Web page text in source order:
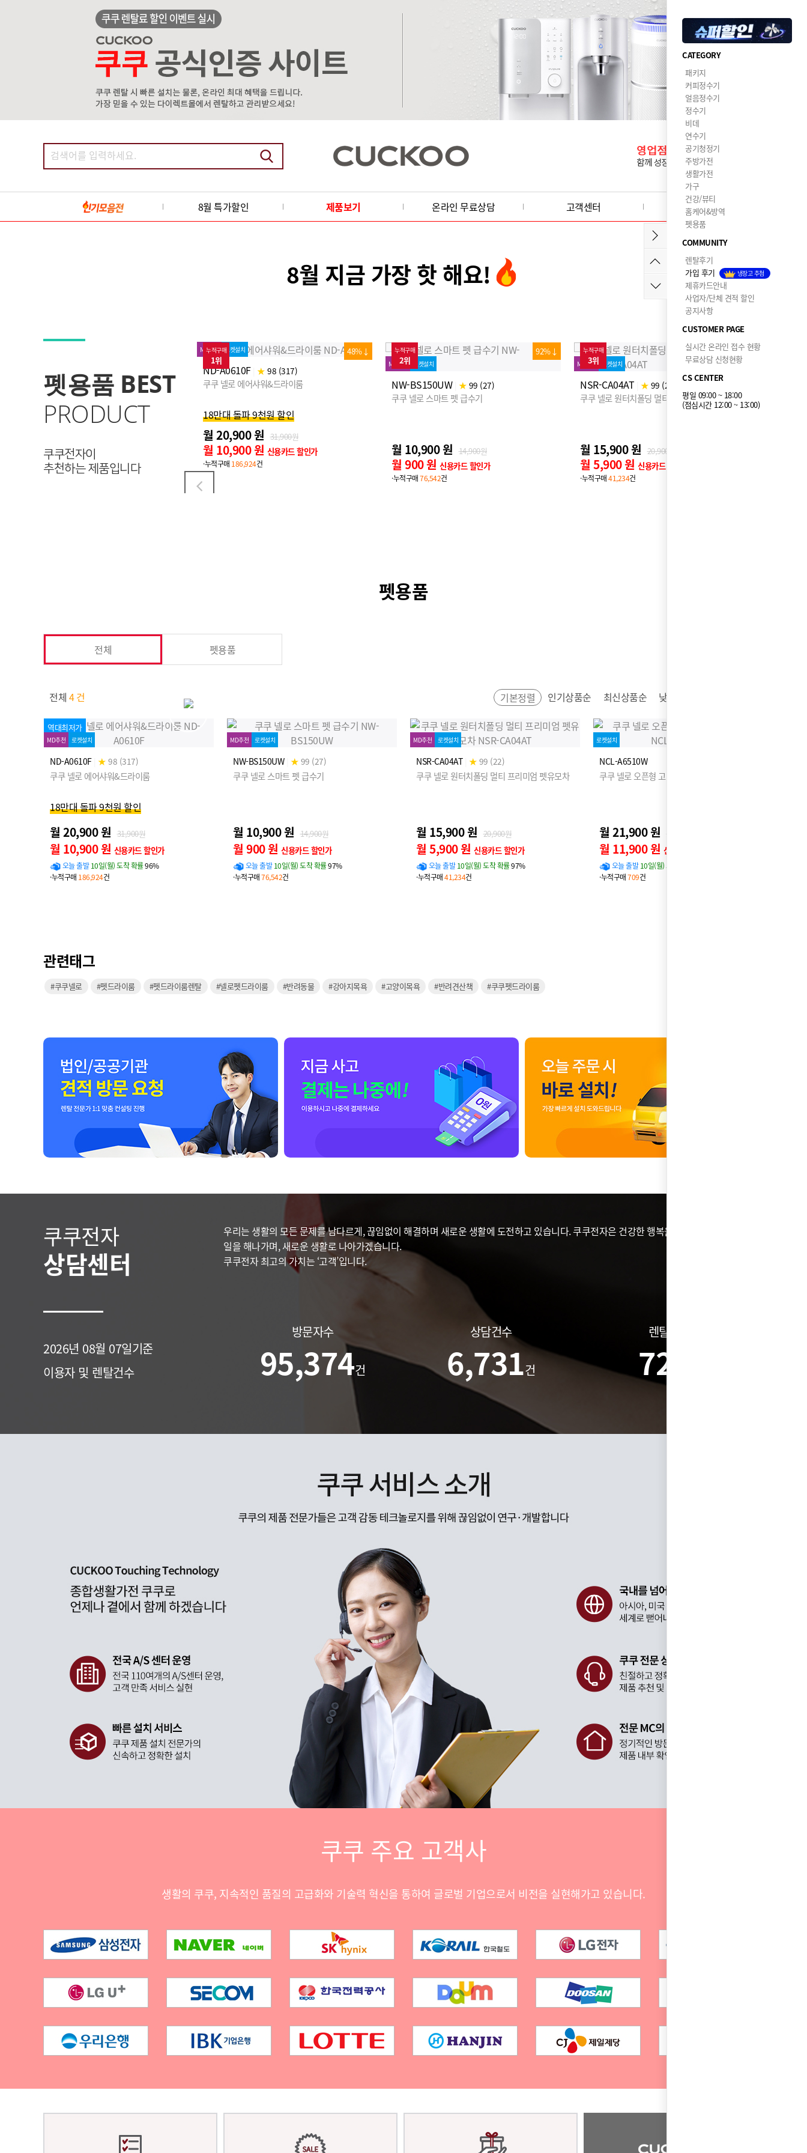
8월 특가할인 제품보기 온라인 무료상담 고객센터 이달의혜택
8월 지금 가장 핫 해요!
펫용품 BEST
PRODUCT
쿠쿠전자이
추천하는 제품입니다
ND-A0610F| 98 (317)
쿠쿠 넬로 에어샤워&드라이룸
18만대 돌파 9천원 할인
월 10,900 원신용카드 할인가
186,924건
누적구매
2위
92%↓
MD추천
NW-BS150UW|★99 (27)
월 10,900 원 14,900원
월 900 원신용카드 할인가
누적구매
3위
63%↓
MD추천 로켓설치
NSR-CA04AT|★99 (22)
쿠쿠 넬로 원터치폴딩 멀티 프리미엄 펫유모차
월 15,900 원 20,900원
월 5,900 원신용카드 할인가
·누적구매41,234건
누적구매
1위
48%↓
MD추천 로켓설치
ND-A0610F| ★98 (317)
쿠쿠 넬로 에어샤워&드라이룸
월 10,900 원 신용카드 할인가
·누적구매186,924 건
펫용품
전체 펫용품
전체 4 건 기본정렬 인기상품순 최신상품순 낮은가격순
역대최저가
MD추천 로켓설치
ND-A0610F ★ 98 (317)
쿠쿠 넬로 에어샤워&드라이룸
18만대 돌파 9천원 할인
월 20,900 원 31,900원
월 10,900 원 신용카드 할인가
오늘 출발 10일(월) 도착 확률96%
·누적구매 186,924건
MD추천 로켓설치
NW-BS150UW ★ 99 (27)
쿠쿠 넬로 스마트 펫 급수기
월 10,900 원 14,900원
월 900 원 신용카드 할인가
오늘 출발 10일(월) 도착 확률97%
·누적구매76,542건
MD추천 로켓설치
NSR-CA04AT ★ 99 (22)
쿠쿠 넬로 원터치폴딩 멀티 프리미엄 펫유모차
월 15,900 원 20,900원
월 5,900 원 신용카드 할인가
오늘 출발 10일(월) 도착 확률97%
·누적구매41,234건
로켓설치
NCL-A6510W
쿠쿠 넬로 오픈형 고양이 자동 화장실
월 21,900 원 26,900원
월 11,900 원 신용카드 할인가
오늘 출발 10일(월) 도착 확률
·누적구매709건
관련태그
#쿠쿠넬로 #펫드라이룸 #펫드라이룸렌탈 #넬로펫드라이룸 #반려동물 #강아지목욕 #고양이목욕 #반려견산책 #쿠쿠펫드라이룸
쿠쿠전자
상담센터
2026년 08월 07일기준
이용자 및 렌탈건수
우리는 생활의 모든 문제를 남다르게, 끊임없이 해결하며 새로운 생활에 도전하고 있습니다. 쿠쿠전자은 건강한 행복을 위해 가전이 할 수 있는
일을 해나가며, 새로운 생활로 나아가겠습니다.
쿠쿠전자 최고의 가치는 ‘고객’입니다.
방문자수
95,374건
상담건수
6,731건
렌탈건수
723
쿠쿠 주요 고객사
생활의 쿠쿠, 지속적인 품질의 고급화와 기술력 혁신을 통하여 글로벌 기업으로서 비전을 실현해가고 있습니다.
CATEGORY
패키지
커피정수기
얼음정수기
정수기
비데
연수기
공기청정기
주방가전
생활가전
가구
건강/뷰티
홈케어&방역
펫용품
COMMUNITY
렌탈후기
가입 후기
냉장고 추첨
제휴카드안내
사업자/단체 견적 할인
공지사항
CUSTOMER PAGE
실시간 온라인 접수 현황
무료상담 신청현황
CS CENTER
평일 09:00 ~ 18:00
(점심시간 12:00 ~ 13:00)